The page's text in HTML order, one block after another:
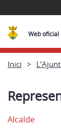
Web oficial
Inici
Alcalde